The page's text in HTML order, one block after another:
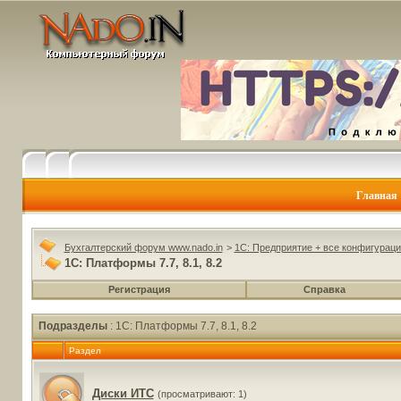
Главная
Бухгалтерский форум www.nado.in > 1C: Предприятие + все
1C: Платформы 7.7, 8.1, 8.2
Регистрация Справка
Подразделы: 1C: Платформы 7.7, 8.1, 8.2
Раздел
Диски ИТС (просматривают: 1)